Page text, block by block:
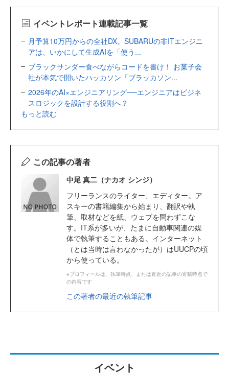
イベントレポート連載記事一覧
月予算10万円からの全社DX。SUBARUの非ITエンジニ
アは、いかにして生成AIを「使う...
ブラックサンダー食べながらコードを書け！ お菓子会
社が本気で開いたハッカソン「ブラッカソン...
2026年のAI×エンジニアリング──エンジニアはビジネ
スロジックを設計する役割へ？
もっと読む
この記事の著者
中尾 真二（ナカオ シンジ）
フリーランスのライター、エディター。ア
スキーの書籍編集から始まり、翻訳や執
筆、取材などを紙、ウェブを問わずこな
す。IT系が多いが、たまに自動車関連の媒
体で執筆することもある。インターネット
（とは当時は言わなかったが）はUUCPの頃
から使っている。
※プロフィールは、執筆時点、または直近の記事の寄稿時点で
の内容です
この著者の最近の執筆記事
イベント